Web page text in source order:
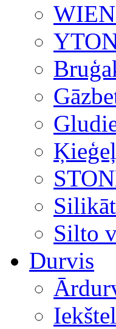
Silto
Durvis